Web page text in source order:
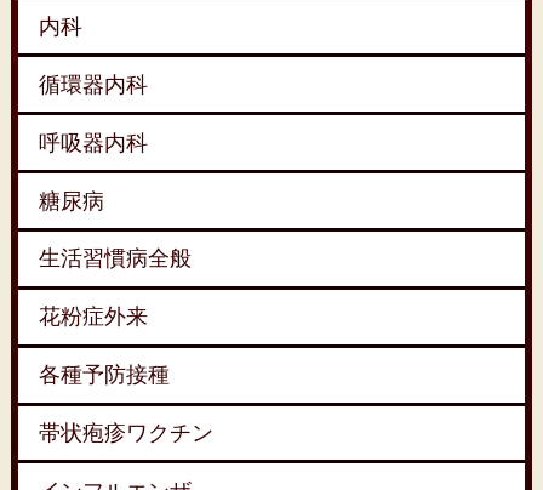
内科
循環器内科
呼吸器内科
糖尿病
生活習慣病全般
花粉症外来
各種予防接種
帯状疱疹ワクチン